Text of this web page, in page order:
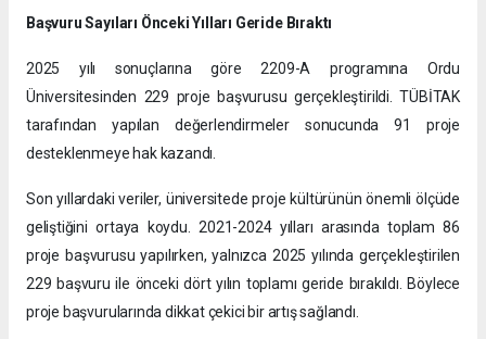
Başvuru Sayıları Önceki Yılları Geride Bıraktı
2025 yılı sonuçlarına göre 2209-A programına Ordu
Üniversitesinden 229 proje başvurusu gerçekleştirildi. TÜBİTAK
tarafından yapılan değerlendirmeler sonucunda 91 proje
desteklenmeye hak kazandı.
Son yıllardaki veriler, üniversitede proje kültürünün önemli ölçüde
geliştiğini ortaya koydu. 2021-2024 yılları arasında toplam 86
proje başvurusu yapılırken, yalnızca 2025 yılında gerçekleştirilen
229 başvuru ile önceki dört yılın toplamı geride bırakıldı. Böylece
proje başvurularında dikkat çekici bir artış sağlandı.